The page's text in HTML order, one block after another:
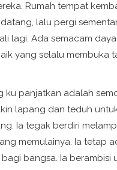
Rumah tempat
lalu pergi
lagi. Ada semacam
yang selalu membuka
ku panjatkan adalah
lapang dan teduh
Ia tegak berdiri
memulainya. Ia tetap
bangsa. Ia berambisi